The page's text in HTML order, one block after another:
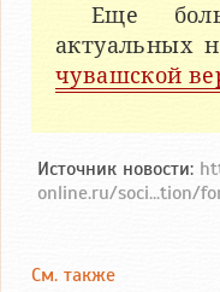
Еще
актуальных
чувашской
Источник новости:
online.ru/soci...tion/
См. также